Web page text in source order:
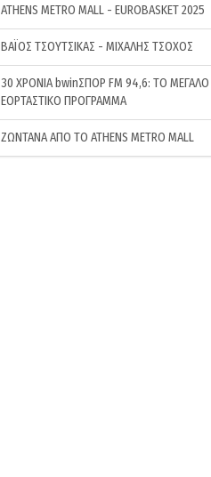
ATHENS METRO MALL - EUROBASKET 2025
ΒΑΪΟΣ ΤΣΟΥΤΣΙΚΑΣ - ΜΙΧΑΛΗΣ ΤΣΟΧΟΣ
30 ΧΡΟΝΙΑ bwinΣΠΟΡ FM 94,6: ΤΟ ΜΕΓΑΛΟ
ΕΟΡΤΑΣΤΙΚΟ ΠΡΟΓΡΑΜΜΑ
ΖΩΝΤΑΝΑ ΑΠΟ ΤΟ ATHENS METRO MALL